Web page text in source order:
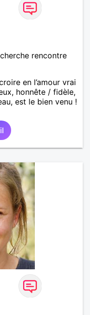
rencontre
en l’amour vrai
honnête / fidèle,
est le bien venu !